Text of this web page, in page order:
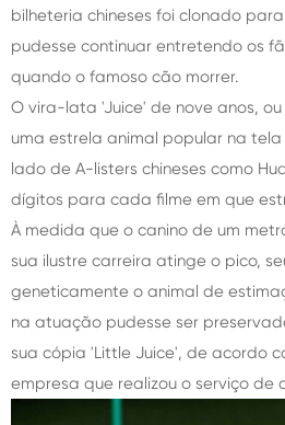
bilheteria chineses foi clonado
pudesse continuar entretendo os
quando o famoso cão morrer.
O vira-lata 'Juice' de nove anos,
uma estrela animal popular na
lado de A-listers chineses como
dígitos para cada filme em que
À medida que o canino de um
sua ilustre carreira atinge o pico,
geneticamente o animal de
na atuação pudesse ser
sua cópia 'Little Juice', de acordo
empresa que realizou o serviço de